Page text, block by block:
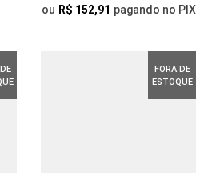
DO
ERA:
É:
ou R$ 152,91 pagando no PIX
FORA DE
ESTOQUE